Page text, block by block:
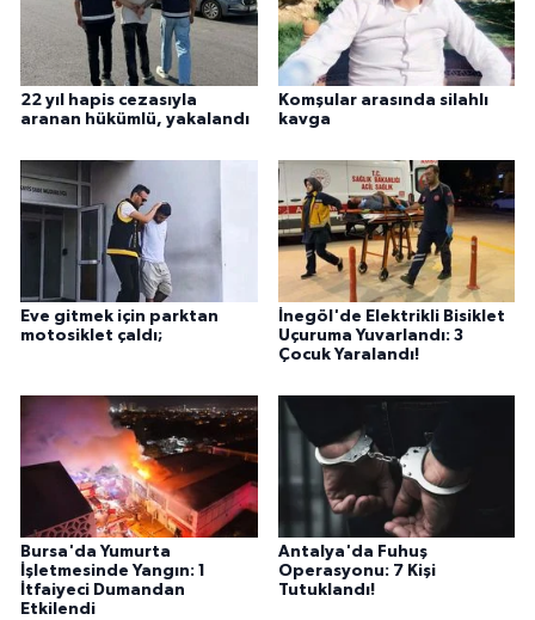
22 yıl hapis cezasıyla
aranan hükümlü, yakalandı
Komşular arasında silahlı
kavga
Eve gitmek için parktan
motosiklet çaldı;
İnegöl'de Elektrikli Bisiklet
Uçuruma Yuvarlandı: 3
Çocuk Yaralandı!
Bursa'da Yumurta
İşletmesinde Yangın: 1
İtfaiyeci Dumandan
Etkilendi
Antalya'da Fuhuş
Operasyonu: 7 Kişi
Tutuklandı!